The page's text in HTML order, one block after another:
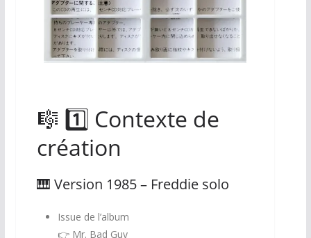
🎼 1️⃣ Contexte de
création
🎹 Version 1985 – Freddie solo
Issue de l’album
👉 Mr. Bad Guy